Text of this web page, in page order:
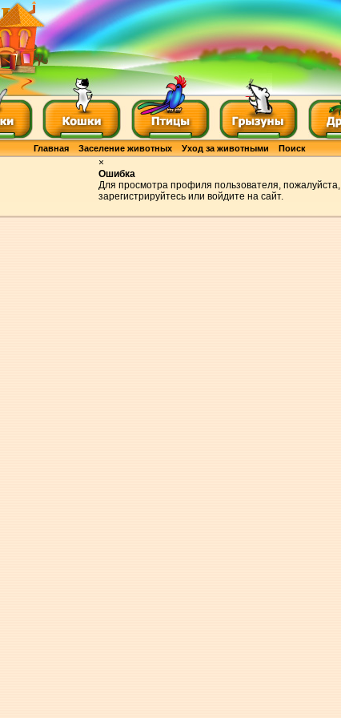
Главная Заселение животных Уход за животными Поиск
×
Ошибка
Для просмотра профиля пользователя, пожалуйста,
зарегистрируйтесь или войдите на сайт.